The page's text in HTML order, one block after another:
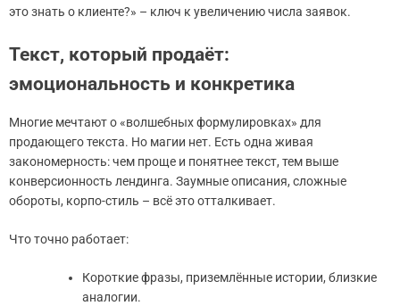
это знать о клиенте?» – ключ к увеличению числа заявок.
Текст, который продаёт:
эмоциональность и конкретика
Многие мечтают о «волшебных формулировках» для
продающего текста. Но магии нет. Есть одна живая
закономерность: чем проще и понятнее текст, тем выше
конверсионность лендинга. Заумные описания, сложные
обороты, корпо-стиль – всё это отталкивает.
Что точно работает:
Короткие фразы, приземлённые истории, близкие
аналогии.